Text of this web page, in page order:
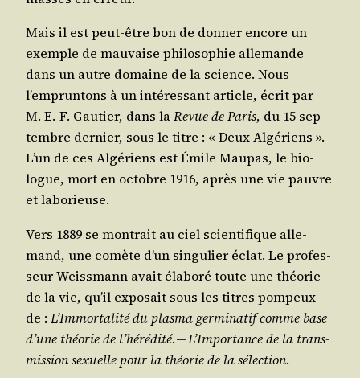
Mais il est peut-être bon de don­ner encore un
exemple de mau­vaise phi­lo­so­phie alle­mande
dans un autre domaine de la science. Nous
l’empruntons à un inté­res­sant article, écrit par
M. E.-F. Gau­tier, dans laRevue de Paris, du 15 sep­
tembre der­nier, sous le titre : « Deux Algé­riens ».
L’un de ces Algé­riens est Émile Mau­pas, le bio­
logue, mort en octobre 1916, après une vie pauvre
et laborieuse.
Vers 1889 se mon­trait au ciel scien­ti­fique alle­
mand, une comète d’un sin­gu­lier éclat. Le pro­fes­
seur Weiss­mann avait éla­bo­ré toute une théo­rie
de la vie, qu’il expo­sait sous les titres pom­peux
de : L’Immortalité du plas­ma ger­mi­na­tif comme base
d’une théo­rie de l’hérédité. —L’Importance de la trans­
mis­sion sexuelle pour la théo­rie de la sélec­tion.